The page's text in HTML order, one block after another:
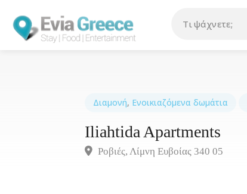
Διαμονή, Ενοικιαζόμενα δωμάτια
Iliahtida Apartments
Ροβιές, Λίμνη Ευβοίας 340 05